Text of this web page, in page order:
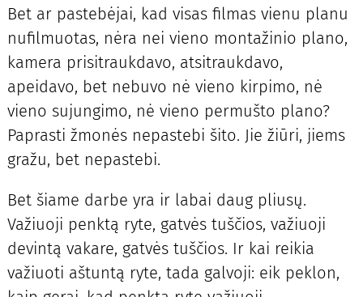
Bet ar pastebėjai, kad visas filmas vienu planu
nufilmuotas, nėra nei vieno montažinio plano,
kamera prisitraukdavo, atsitraukdavo,
apeidavo, bet nebuvo nė vieno kirpimo, nė
vieno sujungimo, nė vieno permušto plano?
Paprasti žmonės nepastebi šito. Jie žiūri, jiems
gražu, bet nepastebi.
Bet šiame darbe yra ir labai daug pliusų.
Važiuoji penktą ryte, gatvės tuščios, važiuoji
devintą vakare, gatvės tuščios. Ir kai reikia
važiuoti aštuntą ryte, tada galvoji: eik peklon,